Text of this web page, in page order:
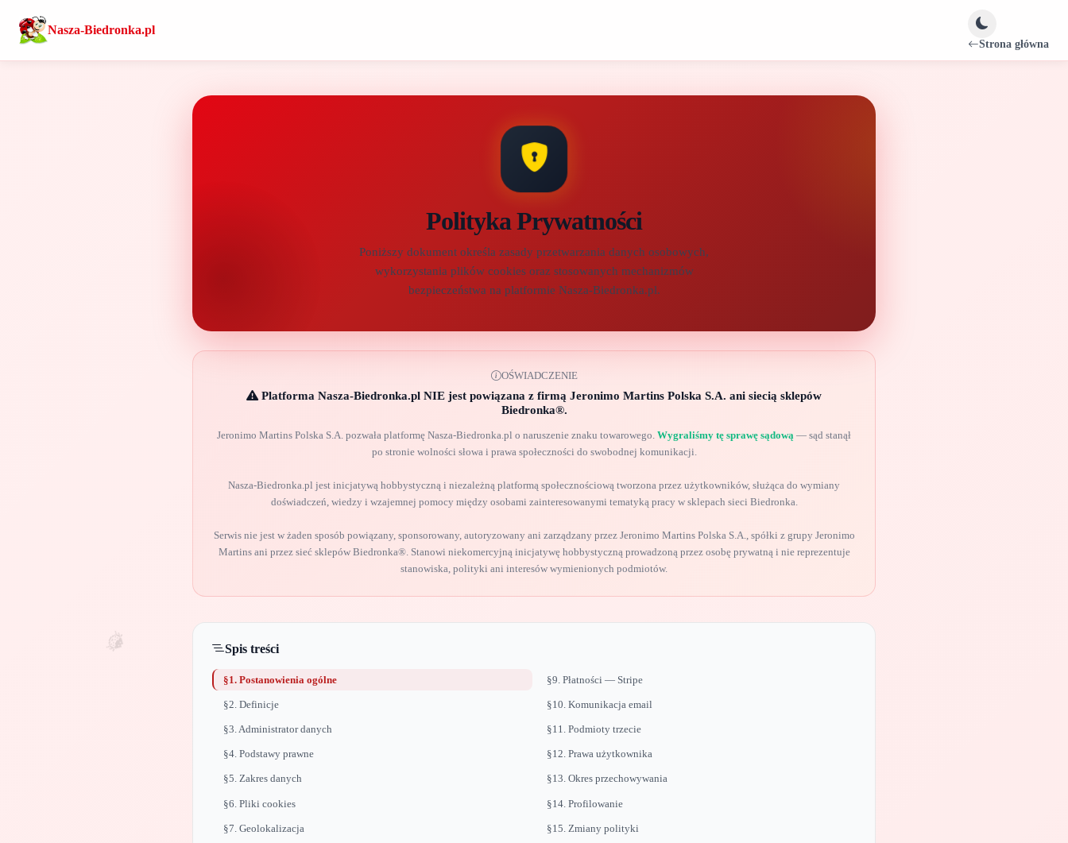
Nasza-Biedronka.pl
Strona główna
Polityka Prywatności
Poniższy dokument określa zasady przetwarzania danych osobowych,
wykorzystania plików cookies oraz stosowanych mechanizmów
bezpieczeństwa na platformie Nasza-Biedronka.pl.
OŚWIADCZENIE
Platforma Nasza-Biedronka.pl NIE jest powiązana z firmą Jeronimo Martins Polska S.A. ani siecią sklepów
Biedronka®.
Jeronimo Martins Polska S.A. pozwała platformę Nasza-Biedronka.pl o naruszenie znaku towarowego. Wygraliśmy tę sprawę sądową — sąd stanął
po stronie wolności słowa i prawa społeczności do swobodnej komunikacji.
Nasza-Biedronka.pl jest inicjatywą hobbystyczną i niezależną platformą społecznościową tworzona przez użytkowników, służąca do wymiany
doświadczeń, wiedzy i wzajemnej pomocy między osobami zainteresowanymi tematyką pracy w sklepach sieci Biedronka.
Serwis nie jest w żaden sposób powiązany, sponsorowany, autoryzowany ani zarządzany przez Jeronimo Martins Polska S.A., spółki z grupy Jeronimo
Martins ani przez sieć sklepów Biedronka®. Stanowi niekomercyjną inicjatywę hobbystyczną prowadzoną przez osobę prywatną i nie reprezentuje
stanowiska, polityki ani interesów wymienionych podmiotów.
Spis treści
§1. Postanowienia ogólne §9. Płatności — Stripe
§2. Definicje §10. Komunikacja email
§3. Administrator danych §11. Podmioty trzecie
§4. Podstawy prawne §12. Prawa użytkownika
§5. Zakres danych §13. Okres przechowywania
§6. Pliki cookies §14. Profilowanie
§7. Geolokalizacja §15. Zmiany polityki